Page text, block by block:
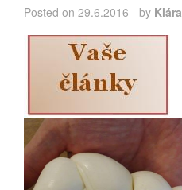
Posted on 29.6.2016 by Klára